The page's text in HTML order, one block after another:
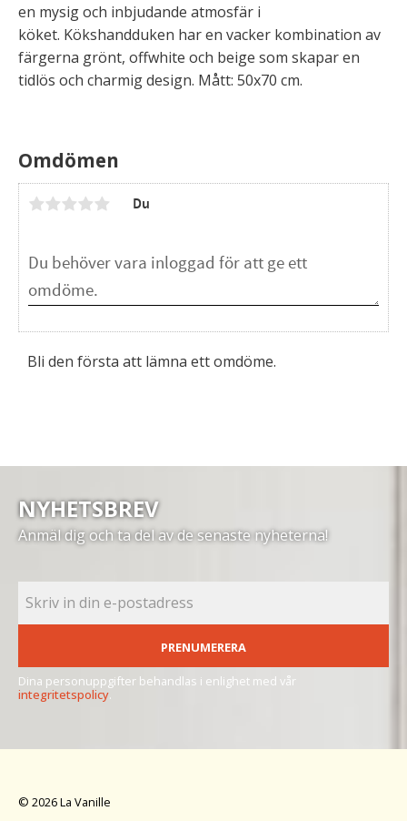
en mysig och inbjudande atmosfär i
köket. Kökshandduken har en vacker kombination av
färgerna grönt, offwhite och beige som skapar en
tidlös och charmig design. Mått: 50x70 cm.
Omdömen
Du
Bli den första att lämna ett omdöme.
NYHETSBREV
Anmäl dig och ta del av de senaste nyheterna!
PRENUMERERA
Dina personuppgifter behandlas i enlighet med vår
integritetspolicy.
© 2026 La Vanille